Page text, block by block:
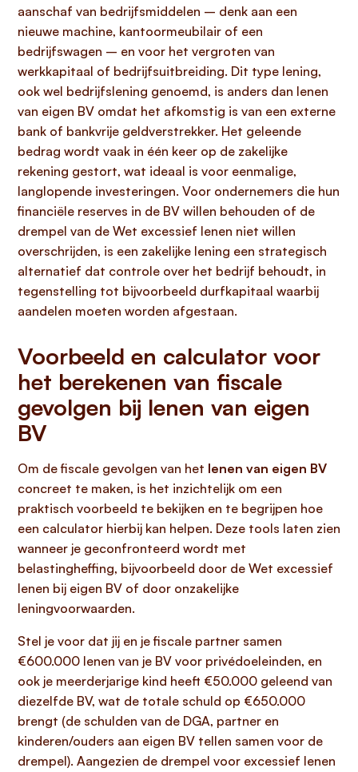
aanschaf van bedrijfsmiddelen – denk aan een
nieuwe machine, kantoormeubilair of een
bedrijfswagen – en voor het vergroten van
werkkapitaal of bedrijfsuitbreiding. Dit type lening,
ook wel bedrijfslening genoemd, is anders dan lenen
van eigen BV omdat het afkomstig is van een externe
bank of bankvrije geldverstrekker. Het geleende
bedrag wordt vaak in één keer op de zakelijke
rekening gestort, wat ideaal is voor eenmalige,
langlopende investeringen. Voor ondernemers die hun
financiële reserves in de BV willen behouden of de
drempel van de Wet excessief lenen niet willen
overschrijden, is een zakelijke lening een strategisch
alternatief dat controle over het bedrijf behoudt, in
tegenstelling tot bijvoorbeeld durfkapitaal waarbij
aandelen moeten worden afgestaan.
Voorbeeld en calculator voor
het berekenen van fiscale
gevolgen bij lenen van eigen
BV
Om de fiscale gevolgen van het lenen van eigen BV
concreet te maken, is het inzichtelijk om een
praktisch voorbeeld te bekijken en te begrijpen hoe
een calculator hierbij kan helpen. Deze tools laten zien
wanneer je geconfronteerd wordt met
belastingheffing, bijvoorbeeld door de Wet excessief
lenen bij eigen BV of door onzakelijke
leningvoorwaarden.
Stel je voor dat jij en je fiscale partner samen
€600.000 lenen van je BV voor privédoeleinden, en
ook je meerderjarige kind heeft €50.000 geleend van
diezelfde BV, wat de totale schuld op €650.000
brengt (de schulden van de DGA, partner en
kinderen/ouders aan eigen BV tellen samen voor de
drempel). Aangezien de drempel voor excessief lenen